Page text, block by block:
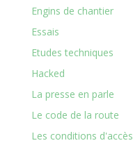
Engins de chantier
Essais
Etudes techniques
Hacked
La presse en parle
Le code de la route
Les conditions d'accès